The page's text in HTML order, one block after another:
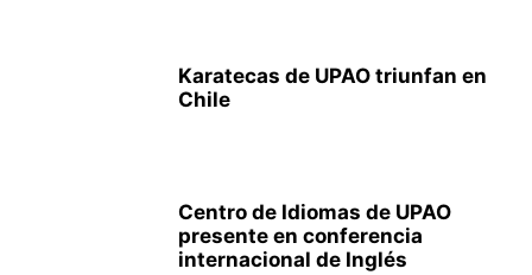
Karatecas de UPAO triunfan en
Chile
Centro de Idiomas de UPAO
presente en conferencia
internacional de Inglés